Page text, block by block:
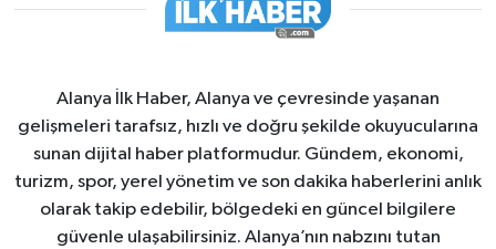
Alanya İlk Haber, Alanya ve çevresinde yaşanan
gelişmeleri tarafsız, hızlı ve doğru şekilde okuyucularına
sunan dijital haber platformudur. Gündem, ekonomi,
turizm, spor, yerel yönetim ve son dakika haberlerini anlık
olarak takip edebilir, bölgedeki en güncel bilgilere
güvenle ulaşabilirsiniz. Alanya’nın nabzını tutan